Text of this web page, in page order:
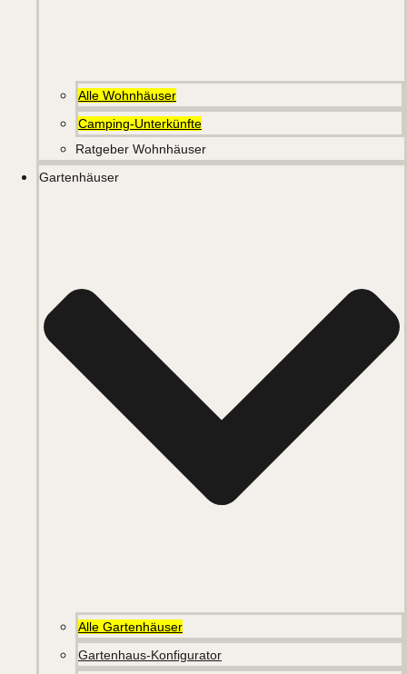
Alle Wohnhäuser
Camping-Unterkünfte
Ratgeber Wohnhäuser
Gartenhäuser
Alle Gartenhäuser
Gartenhaus-Konfigurator